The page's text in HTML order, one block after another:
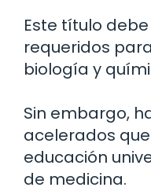
Este título
requeridos
biología y
Sin embargo,
acelerados
educación
de medicina.